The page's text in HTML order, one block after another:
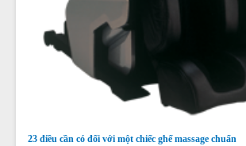
23 điều cần có đối với một chiếc ghế massage chuẩn